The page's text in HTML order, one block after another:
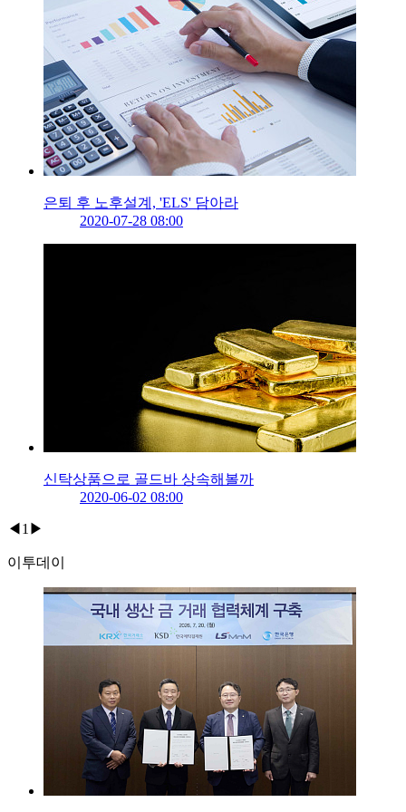
은퇴 후 노후설계, 'ELS' 담아라
2020-07-28 08:00
신탁상품으로 골드바 상속해볼까
2020-06-02 08:00
◀ 1 ▶
이투데이